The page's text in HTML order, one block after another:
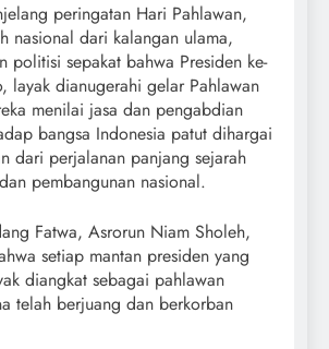
peringatan Hari Pahlawan,
nasional dari kalangan ulama,
politisi sepakat bahwa Presiden ke-
layak dianugerahi gelar Pahlawan
menilai jasa dan pengabdian
bangsa Indonesia patut dihargai
dari perjalanan panjang sejarah
pembangunan nasional.
Fatwa, Asrorun Niam Sholeh,
setiap mantan presiden yang
diangkat sebagai pahlawan
telah berjuang dan berkorban